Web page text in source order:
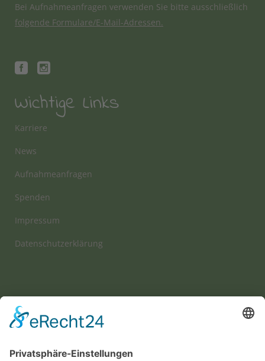
Bei Aufnahmeanfragen verwenden Sie bitte ausschließlich
folgende Formulare/E-Mail-Adressen.
Wichtige Links
Karriere
News
Aufnahmeanfragen
Spenden
Impressum
Datenschutzerklärung
Wir benötigen Ihre Zustimmung, um den